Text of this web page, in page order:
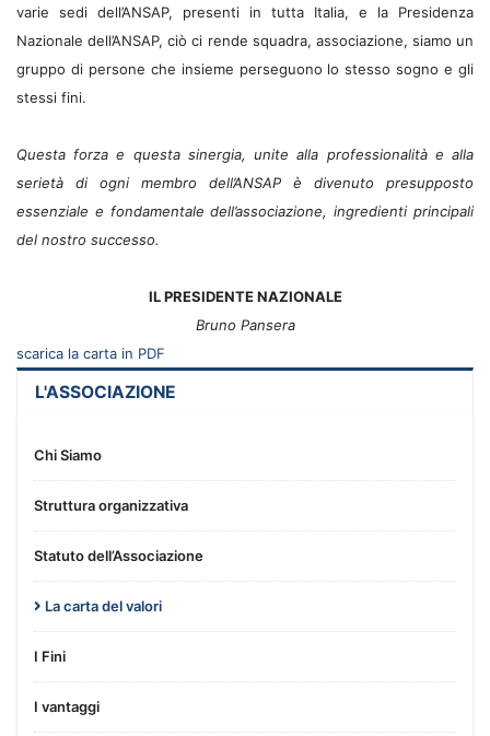
L'ASSOCIAZIONE
Chi Siamo
Struttura organizzativa
Statuto dell’Associazione
La carta del valori
I Fini
I vantaggi
varie sedi dell’ANSAP, presenti in tutta Italia, e la Presidenza
Nazionale dell’ANSAP, ciò ci rende squadra, associazione, siamo un
gruppo di persone che insieme perseguono lo stesso sogno e gli
stessi fini.
Questa forza e questa sinergia, unite alla professionalità e alla
serietà di ogni membro dell’ANSAP è divenuto presupposto
essenziale e fondamentale dell’associazione, ingredienti principali
del nostro successo.
IL PRESIDENTE NAZIONALE
Bruno Pansera
scarica la carta in PDF